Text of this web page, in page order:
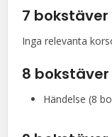
7 bokstäver
Inga relevanta
8 bokstäver
Händelse (8